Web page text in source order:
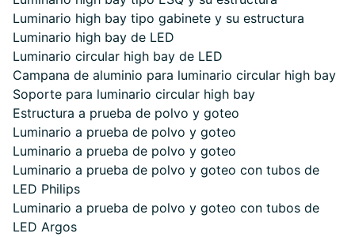
Luminario high bay tipo gabinete y su estructura
Luminario high bay de LED
Luminario circular high bay de LED
Campana de aluminio para luminario circular high bay
Soporte para luminario circular high bay
Estructura a prueba de polvo y goteo
Luminario a prueba de polvo y goteo
Luminario a prueba de polvo y goteo
Luminario a prueba de polvo y goteo con tubos de
LED Philips
Luminario a prueba de polvo y goteo con tubos de
LED Argos